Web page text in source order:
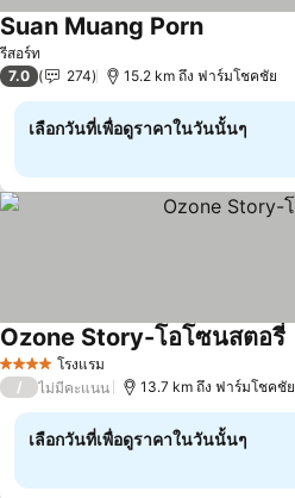
รีสอร์ท
Suan Muang Pornดูราคา
7.0 274 15.2 km ถึง ฟาร์มโชคชัย
เลือกวันที่เพื่อดูราคาในวันนั้นๆ
4 ดาว โรงแรม
Ozone Story-โอโซนสตอรี่
/ ไม่มีคะแนน 13.7 km ถึง ฟาร์มโชคชัย
เลือกวันที่เพื่อดูราคาในวันนั้นๆ